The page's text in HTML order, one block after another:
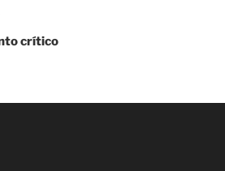
crítico